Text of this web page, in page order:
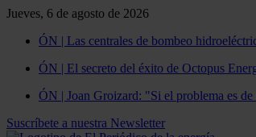
Jueves, 6 de agosto de 2026
ÓN | Las centrales de bombeo
ÓN | El secreto del éxito de Octopus
ÓN | Joan Groizard: "Si el problema es
Suscríbete a nuestra Newsletter